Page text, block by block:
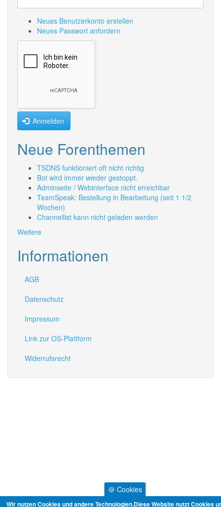
Neues Benutzerkonto erstellen
Neues Passwort anfordern
Anmelden
Neue Forenthemen
TSDNS funktioniert oft nicht richtig
Bot wird immer wieder gestoppt.
Adminseite / Webinterface nicht erreichbar
TeamSpeak: Bestellung in Bearbeitung (seit 1 1/2
Wochen)
Channellist kann nicht geladen werden
Weitere
Informationen
AGB
Datenschutz
Impressum
Link zur OS-Plattform
Widerrufsrecht
🍪 Cookies
Wir nutzen Cookies und andere Technologien.Diese Website nutzt Cookies